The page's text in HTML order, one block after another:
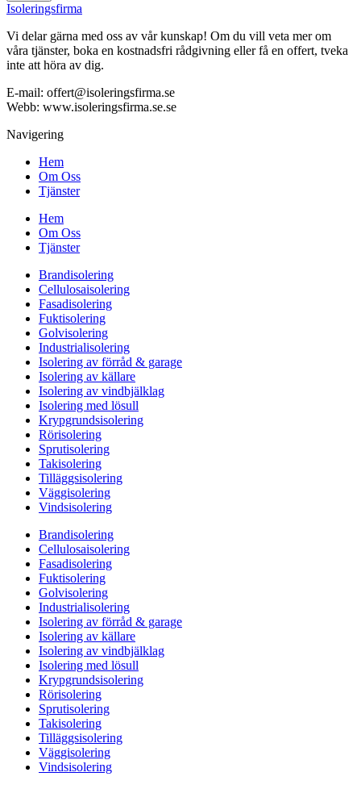
Isoleringsfirma
Vi delar gärna med oss av vår kunskap! Om du vill veta mer om
våra tjänster, boka en kostnadsfri rådgivning eller få en offert, tveka
inte att höra av dig.
E-mail: offert@isoleringsfirma.se
Webb: www.isoleringsfirma.se.se
Navigering
Hem
Om Oss
Tjänster
Hem
Om Oss
Tjänster
Brandisolering
Cellulosaisolering
Fasadisolering
Fuktisolering
Golvisolering
Industrialisolering
Isolering av förråd & garage
Isolering av källare
Isolering av vindbjälklag
Isolering med lösull
Krypgrundsisolering
Rörisolering
Sprutisolering
Takisolering
Tilläggsisolering
Väggisolering
Vindsisolering
Brandisolering
Cellulosaisolering
Fasadisolering
Fuktisolering
Golvisolering
Industrialisolering
Isolering av förråd & garage
Isolering av källare
Isolering av vindbjälklag
Isolering med lösull
Krypgrundsisolering
Rörisolering
Sprutisolering
Takisolering
Tilläggsisolering
Väggisolering
Vindsisolering